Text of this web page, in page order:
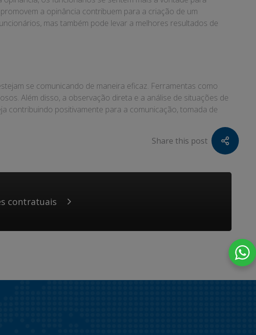
a opinância contribuem para a criação de um
mas também pode levar a melhores resultados de
se comunicando de maneira eficaz. Ferramentas como
Além disso, a observação direta e a análise de situações de
contribuindo positivamente para a comunicação, tomada de
Share this post
contratuais